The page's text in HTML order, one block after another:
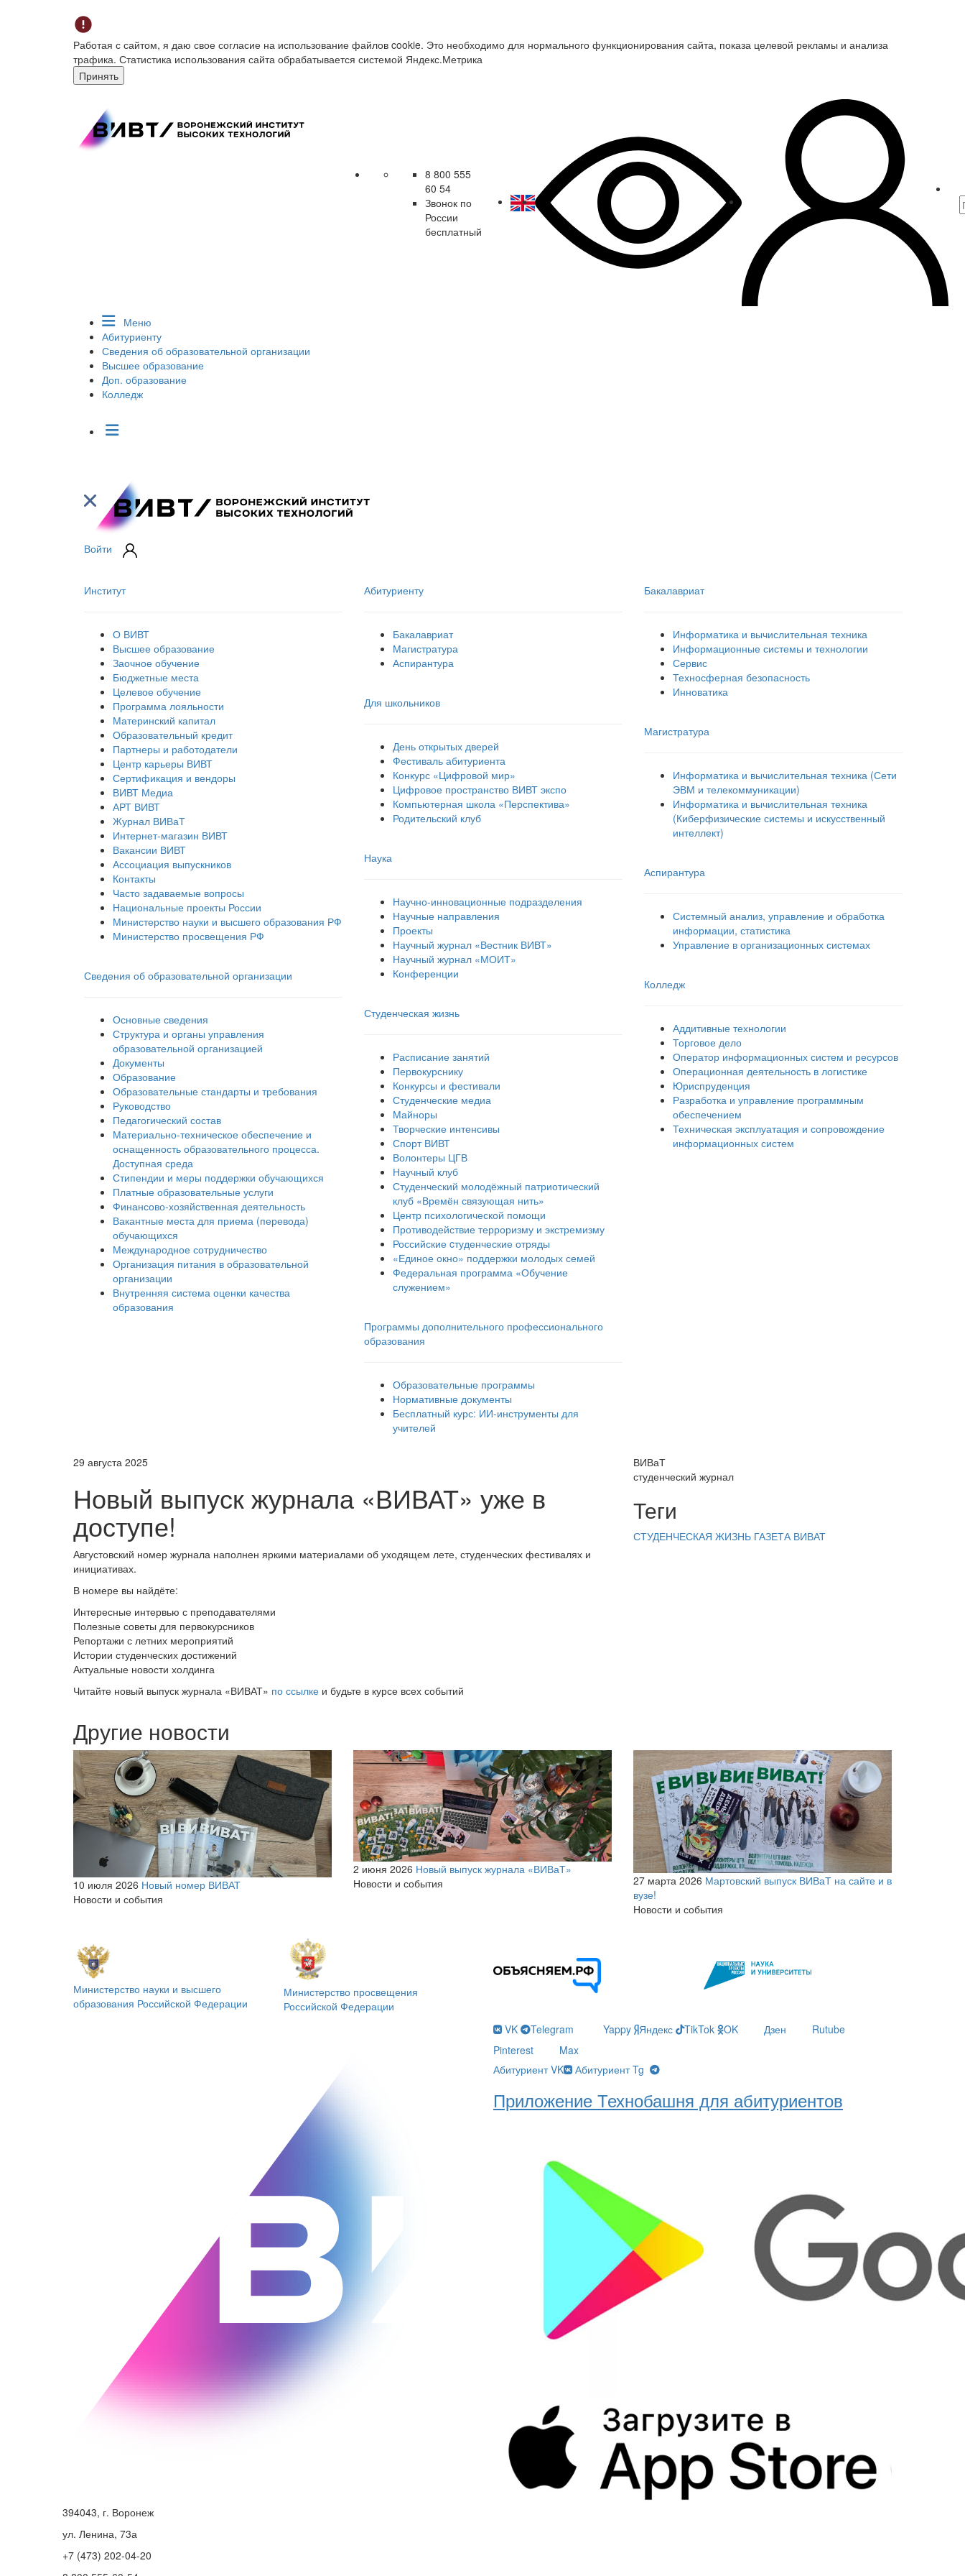
Работая с сайтом, я даю свое согласие на использование файлов cookie. Это необходимо для нормального функционирования сайта, показа целевой рекламы и анализа
трафика. Статистика использования сайта обрабатывается системой Яндекс.Метрика
Принять
8 800 555
60 54
Звонок по
России
бесплатный
Меню
Абитуриенту
Сведения об образовательной организации
Высшее образование
Доп. образование
Колледж
Войти
Институт
О ВИВТ
Высшее образование
Заочное обучение
Бюджетные места
Целевое обучение
Программа лояльности
Материнский капитал
Образовательный кредит
Партнеры и работодатели
Центр карьеры ВИВТ
Сертификация и вендоры
ВИВТ Медиа
АРТ ВИВТ
Журнал ВИВаТ
Интернет-магазин ВИВТ
Вакансии ВИВТ
Ассоциация выпускников
Контакты
Часто задаваемые вопросы
Национальные проекты России
Министерство науки и высшего образования РФ
Министерство просвещения РФ
Сведения об образовательной организации
Основные сведения
Структура и органы управления
образовательной организацией
Документы
Образование
Образовательные стандарты и требования
Руководство
Педагогический состав
Материально-техническое обеспечение и
оснащенность образовательного процесса.
Доступная среда
Стипендии и меры поддержки обучающихся
Платные образовательные услуги
Финансово-хозяйственная деятельность
Вакантные места для приема (перевода)
обучающихся
Международное сотрудничество
Организация питания в образовательной
организации
Внутренняя система оценки качества
образования
Абитуриенту
Бакалавриат
Магистратура
Аспирантура
Для школьников
День открытых дверей
Фестиваль абитуриента
Конкурс «Цифровой мир»
Цифровое пространство ВИВТ экспо
Компьютерная школа «Перспектива»
Родительский клуб
Наука
Научно-инновационные подразделения
Научные направления
Проекты
Научный журнал «Вестник ВИВТ»
Научный журнал «МОИТ»
Конференции
Студенческая жизнь
Расписание занятий
Первокурснику
Конкурсы и фестивали
Студенческие медиа
Майноры
Творческие интенсивы
Спорт ВИВТ
Волонтеры ЦГВ
Научный клуб
Студенческий молодёжный патриотический
клуб «Времён связующая нить»
Центр психологической помощи
Противодействие терроризму и экстремизму
Российские cтуденческие отряды
«Единое окно» поддержки молодых семей
Федеральная программа «Обучение
служением»
Программы дополнительного профессионального
образования
Образовательные программы
Нормативные документы
Бесплатный курс: ИИ‑инструменты для
учителей
Бакалавриат
Информатика и вычислительная техника
Информационные системы и технологии
Сервис
Техносферная безопасность
Инноватика
Магистратура
Информатика и вычислительная техника (Сети
ЭВМ и телекоммуникации)
Информатика и вычислительная техника
(Киберфизические системы и искусственный
интеллект)
Аспирантура
Системный анализ, управление и обработка
информации, статистика
Управление в организационных системах
Колледж
Аддитивные технологии
Торговое дело
Оператор информационных систем и ресурсов
Операционная деятельность в логистике
Юриспруденция
Разработка и управление программным
обеспечением
Техническая эксплуатация и сопровождение
информационных систем
29 августа 2025
Новый выпуск журнала «ВИВАТ» уже в
доступе!
Августовский номер журнала наполнен яркими материалами об уходящем лете, студенческих фестивалях и
инициативах.
В номере вы найдёте:
Интересные интервью с преподавателями
Полезные советы для первокурсников
Репортажи с летних мероприятий
Истории студенческих достижений
Актуальные новости холдинга
Читайте новый выпуск журнала «ВИВАТ» по ссылке и будьте в курсе всех событий
ВИВаТ
студенческий журнал
Теги
СТУДЕНЧЕСКАЯ ЖИЗНЬ ГАЗЕТА ВИВАТ
Другие новости
10 июля 2026 Новый номер ВИВАТ
Новости и события
2 июня 2026 Новый выпуск журнала «ВИВаТ»
Новости и события
27 марта 2026 Мартовский выпуск ВИВаТ на сайте и в
вузе!
Новости и события
Министерство науки и высшего
образования Российской Федерации
Министерство просвещения
Российской Федерации
394043, г. Воронеж
ул. Ленина, 73а
+7 (473) 202-04-20
VK Telegram Yappy Яндекс TikTok OK Дзен
Rutube
Pinterest
Max
Абитуриент VK
Абитуриент Tg
Приложение Технобашня для абитуриентов